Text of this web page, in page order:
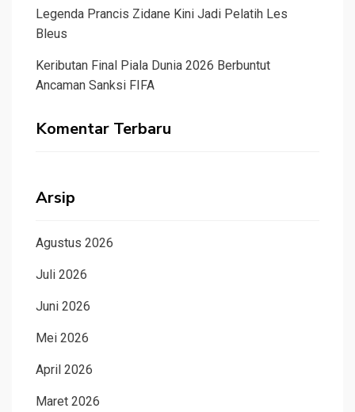
Legenda Prancis Zidane Kini Jadi Pelatih Les
Bleus
Keributan Final Piala Dunia 2026 Berbuntut
Ancaman Sanksi FIFA
Komentar Terbaru
Arsip
Agustus 2026
Juli 2026
Juni 2026
Mei 2026
April 2026
Maret 2026